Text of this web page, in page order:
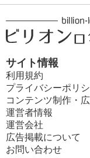
サイト情報
利用規約
プライバシーポリ
コンテンツ制作・
運営者情報
運営会社
広告掲載について
お問い合わせ